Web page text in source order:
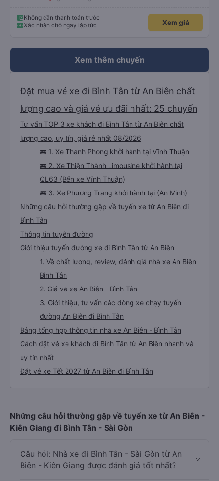
Không cần thanh toán trước
Xác nhận chỗ ngay lập tức
Xem giá
Xem thêm chuyến
Đặt mua vé xe đi Bình Tân từ An Biên chất
lượng cao và giá vé ưu đãi nhất: 25 chuyến
Tư vấn TOP 3 xe khách đi Bình Tân từ An Biên chất
lượng cao, uy tín, giá rẻ nhất 08/2026
🚌 1. Xe Thanh Phong khởi hành tại Vĩnh Thuận
🚌 2. Xe Thiện Thành Limousine khởi hành tại
QL63 (Bến xe Vĩnh Thuận)
🚌 3. Xe Phương Trang khởi hành tại (An Minh)
Những câu hỏi thường gặp về tuyến xe từ An Biên đi
Bình Tân
Thông tin tuyến đường
Giới thiệu tuyến đường xe đi Bình Tân từ An Biên
1. Về chất lượng, review, đánh giá nhà xe An Biên
Bình Tân
2. Giá vé xe An Biên - Bình Tân
3. Giới thiệu, tư vấn các dòng xe chạy tuyến
đường An Biên đi Bình Tân
Bảng tổng hợp thông tin nhà xe An Biên - Bình Tân
Cách đặt vé xe khách đi Bình Tân từ An Biên nhanh và
uy tín nhất
Đặt vé xe Tết 2027 từ An Biên đi Bình Tân
Những câu hỏi thường gặp về tuyến xe từ An Biên -
Kiên Giang đi Bình Tân - Sài Gòn
Câu hỏi: Nhà xe đi Bình Tân - Sài Gòn từ An
Biên - Kiên Giang được đánh giá tốt nhất?